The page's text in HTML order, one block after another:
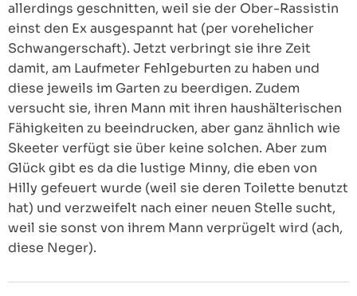
allerdings geschnitten, weil sie der Ober-Rassistin
einst den Ex ausgespannt hat (per vorehelicher
Schwangerschaft). Jetzt verbringt sie ihre Zeit
damit, am Laufmeter Fehlgeburten zu haben und
diese jeweils im Garten zu beerdigen. Zudem
versucht sie, ihren Mann mit ihren haushälterischen
Fähigkeiten zu beeindrucken, aber ganz ähnlich wie
Skeeter verfügt sie über keine solchen. Aber zum
Glück gibt es da die lustige Minny, die eben von
Hilly gefeuert wurde (weil sie deren Toilette benutzt
hat) und verzweifelt nach einer neuen Stelle sucht,
weil sie sonst von ihrem Mann verprügelt wird (ach,
diese Neger).